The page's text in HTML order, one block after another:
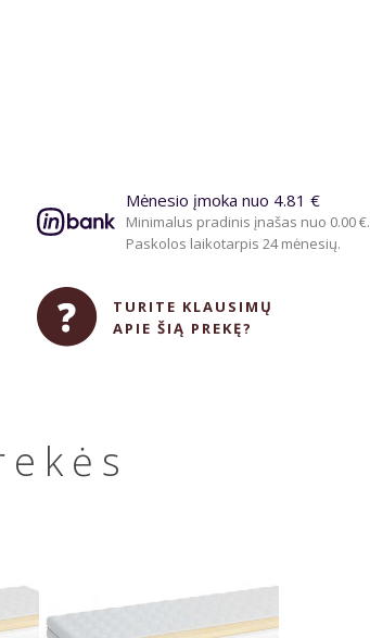
Mėnesio įmoka nuo 4.81 €
Minimalus pradinis įnašas nuo 0.00 €.
Paskolos laikotarpis 24 mėnesių.
TURITE KLAUSIMŲ
APIE ŠIĄ PREKĘ?